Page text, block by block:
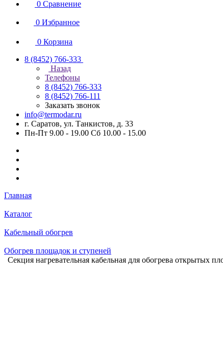
0 Сравнение
0 Избранное
0 Корзина
8 (8452) 766-333
Назад
Телефоны
8 (8452) 766-333
8 (8452) 766-111
Заказать звонок
info@termodar.ru
г. Саратов, ул. Танкистов, д. 33
Пн-Пт 9.00 - 19.00 Сб 10.00 - 15.00
Главная
Каталог
Кабельный обогрев
Обогрев площадок и ступеней
Секция нагревательная кабельная для обогрева открытых